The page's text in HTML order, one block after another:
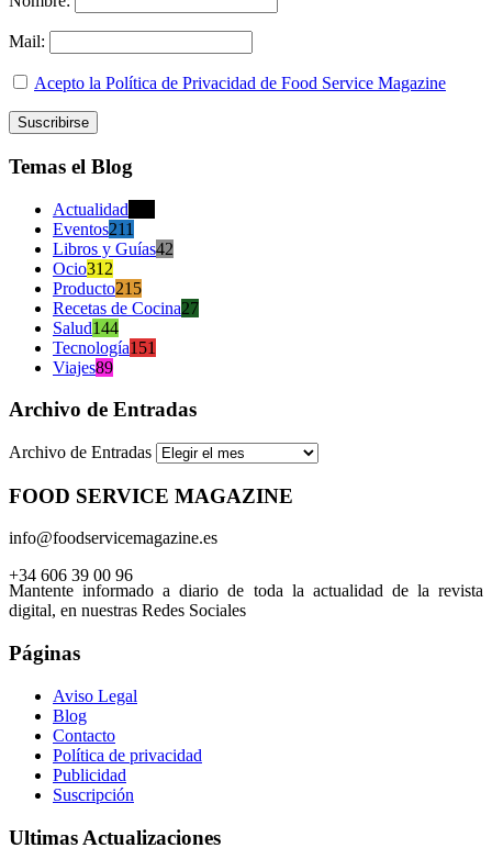
Mail:
Acepto la Política de Privacidad de Food Service Magazine
Temas el Blog
Actualidad
Eventos211
Libros y Guías42
Ocio312
Producto215
Recetas de Cocina27
Salud144
Tecnología151
Viajes89
Archivo de Entradas
Archivo de Entradas
FOOD SERVICE MAGAZINE
info@foodservicemagazine.es
+34 606 39 00 96
Mantente informado a diario de toda la actualidad de la revista
digital, en nuestras Redes Sociales
Páginas
Aviso Legal
Blog
Contacto
Política de privacidad
Publicidad
Suscripción
Ultimas Actualizaciones